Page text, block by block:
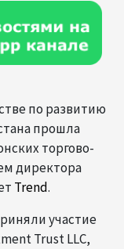
по развитию
прошла
торгово-
директора
Trend.
участие
Trust LLC,